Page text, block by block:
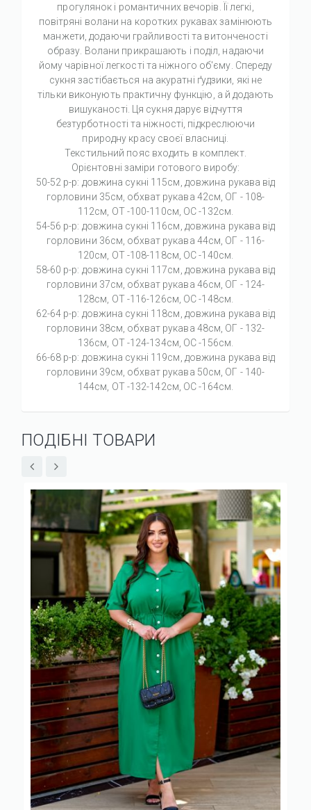
прогулянок і романтичних вечорів. Її легкі,
повітряні волани на коротких рукавах замінюють
манжети, додаючи грайливості та витонченості
образу. Волани прикрашають і поділ, надаючи
йому чарівної легкості та ніжного об'єму. Спереду
сукня застібається на акуратні ґудзики, які не
тільки виконують практичну функцію, а й додають
вишуканості. Ця сукня дарує відчуття
безтурботності та ніжності, підкреслюючи
природну красу своєї власниці.
Текстильний пояс входить в комплект.
Орієнтовні заміри готового виробу:
50-52 р-р: довжина сукні 115см, довжина рукава від
горловини 35см, обхват рукава 42см, ОГ - 108-
112см, ОТ -100-110см, OC -132см.
54-56 р-р: довжина сукні 116см, довжина рукава від
горловини 36см, обхват рукава 44см, ОГ - 116-
120см, ОТ -108-118см, OC -140см.
58-60 р-р: довжина сукні 117см, довжина рукава від
горловини 37см, обхват рукава 46см, ОГ - 124-
128см, ОТ -116-126см, OC -148см.
62-64 р-р: довжина сукні 118см, довжина рукава від
горловини 38см, обхват рукава 48см, ОГ - 132-
136см, ОТ -124-134см, OC -156см.
66-68 р-р: довжина сукні 119см, довжина рукава від
горловини 39см, обхват рукава 50см, ОГ - 140-
144см, ОТ -132-142см, OC -164см.
ПОДІБНІ ТОВАРИ